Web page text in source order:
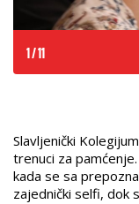
1 /11
Slavljenički
trenuci za
kada se sa
zajednički selfi, dok